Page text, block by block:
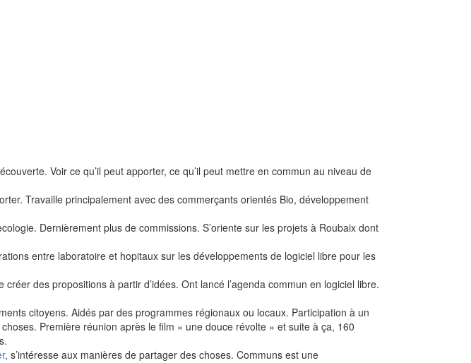
Voir ce qu’il peut apporter, ce qu’il peut mettre en commun au niveau de
Travaille principalement avec des commerçants orientés Bio, développement
Dernièrement plus de commissions. S’oriente sur les projets à Roubaix dont
entre laboratoire et hopitaux sur les développements de logiciel libre pour les
des propositions à partir d’idées. Ont lancé l’agenda commun en logiciel libre.
citoyens. Aidés par des programmes régionaux ou locaux. Participation à un
Première réunion après le film « une douce révolte » et suite à ça, 160
, s’intéresse aux manières de partager des choses. Communs est une